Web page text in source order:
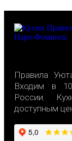
Правила
Входим в
России.
доступным